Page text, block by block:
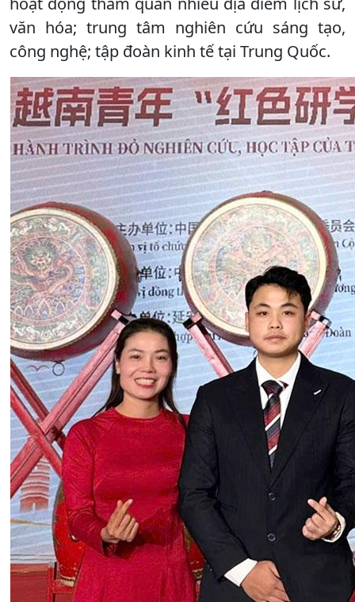
văn hóa; trung tâm nghiên cứu sáng tạo,
công nghệ; tập đoàn kinh tế tại Trung Quốc.